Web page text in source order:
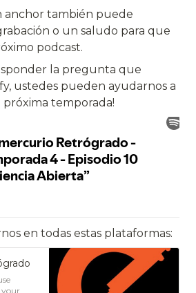
anchor también puede
o un saludo para que
podcast.
la pregunta que
ustedes pueden ayudarnos a
temporada!
en todas estas plataformas:
your